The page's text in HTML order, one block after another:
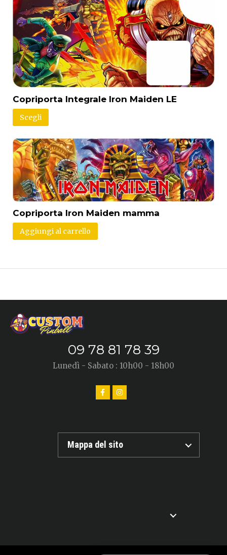
Copriporta Integrale Iron Maiden LE
Scegli
Copriporta Iron Maiden mamma
Aggiungi al carrello
09 78 81 78 39
Lunedì - Sabato : 10h00 - 18h00
Mappa del sito